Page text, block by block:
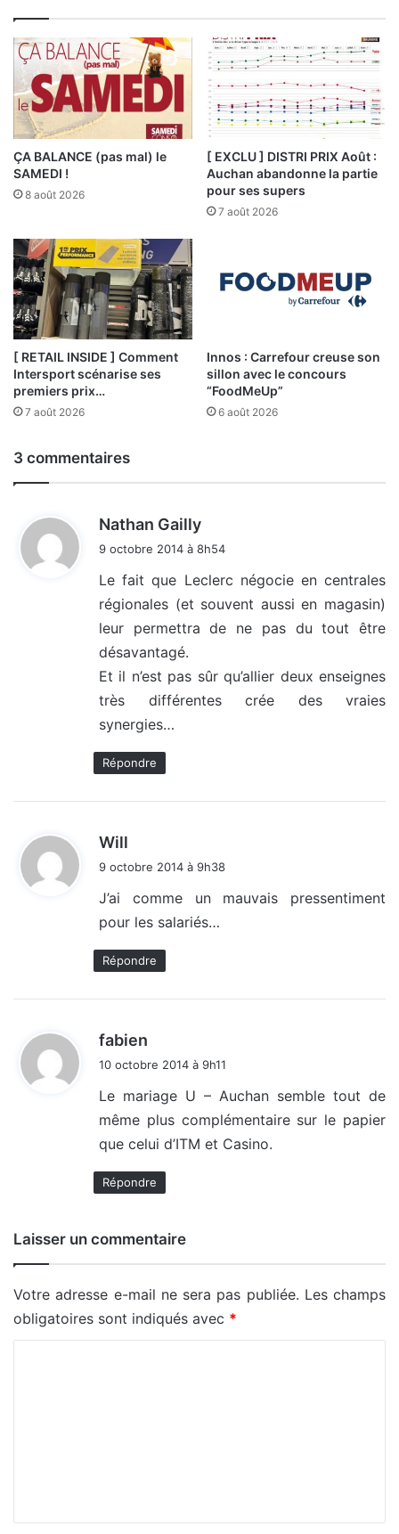
ÇA BALANCE (pas mal) le
SAMEDI !
8 août 2026
[ EXCLU ] DISTRI PRIX Août :
Auchan abandonne la partie
pour ses supers
7 août 2026
[ RETAIL INSIDE ] Comment
Intersport scénarise ses
premiers prix…
7 août 2026
Innos : Carrefour creuse son
sillon avec le concours
“FoodMeUp”
6 août 2026
3 commentaires
Nathan Gailly
i
:
9 octobre 2014 à 8h54
Le fait que Leclerc négocie en centrales
régionales (et souvent aussi en magasin)
leur permettra de ne pas du tout être
désavantagé.
Et il n’est pas sûr qu’allier deux enseignes
très différentes crée des vraies
synergies…
Répondre
Will
:
9 octobre 2014 à 9h38
J’ai comme un mauvais pressentiment
pour les salariés…
Répondre
fabien
:
10 octobre 2014 à 9h11
Le mariage U – Auchan semble tout de
même plus complémentaire sur le papier
que celui d’ITM et Casino.
Répondre
Laisser un commentaire
Votre adresse e-mail ne sera pas publiée. Les champs
obligatoires sont indiqués avec *